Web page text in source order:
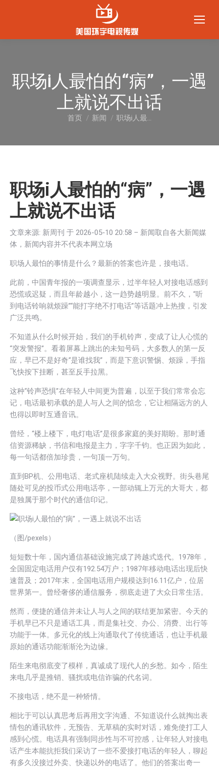
职场i人最怕的“病”，一遇
上就说不出话
您在这里：
首页 新闻 职场i人最…
职场i人最怕的“病”，一遇
上就说不出话
文章来源: 新周刊 于 2026-05-10 20:58 – 新闻取自各大新闻媒
体，新闻内容并不代表本网立场
职场人最怕的事情是什么？最新的答案也许是，接电话。
此前，中国青年报的一项调查显示，过半年轻人对接电话感到
恐慌或迟疑，而且年龄越小，这一趋势越明显。前不久，“听
到电话铃响就烦躁”“能打字绝不打电话”等话题冲上热搜，引发
广泛共鸣。
不知道从什么时候开始，我们的手机铃声，变成了让人心慌的
“突发警报”。看着屏幕上跳出的未知号码，大多数人的第一反
应，早已不是好奇“是谁找我”，而是下意识警惕、烦躁，手指
飞快按下挂断，甚至反手拉黑。
这种“铃声恐惧”在年轻人中间更为普遍，以至于我们常常会忘
记，电话最初承载的是人与人之间的惦念，它让相隔远方的人
也得以即时互通音讯。
曾经，“楼上楼下，电灯电话”是很多家庭的美好期盼。那时通
信资源稀缺，书信和电报是主力，字字千钧。也正因为如此，
每一句话都倍加珍贵，一句顶一万句。
直到BP机、公用电话、老式座机陆续走入大众视野。街头巷尾
随处可见的投币式公用电话亭，一部动辄上万元的大哥大，都
是独属于那个时代的通信印记。
（图/pexels）
短短数十年，国内通信基础设施完成了跨越式迭代。1978年，
全国固定电话用户仅有192.54万户；1987年移动电话出现后快
速普及；2017年末，全国电话用户规模达到16.11亿户，位居
世界第一。曾经奢侈的通信服务，彻底走进了大众日常生活。
然而，便捷的通信并未让人与人之间的联结更加紧密。今天的
手机早已不只是通话工具，而是集社交、办公、消费、出行等
功能于一体。多元化的线上沟通取代了传统通话，也让手机最
原始的通话功能渐渐沦为边缘。
陌生来电彻底变了模样，真诚成了现代人的乡愁。如今，陌生
来电几乎是推销、骚扰或电信诈骗的代名词。
不接电话，绝不是一种矫情。
相比于可以认真思考后再用文字沟通、不知道说什么就掏出表
情包的通讯软件，无预告、无草稿的实时对话，难免使打工人
感到心慌。电话具有强制同步性与不可控感，让年轻人对接电
话产生本能抗拒我们采访了一些不爱接打电话的年轻人，聊起
有多久没接过外卖、快递以外的电话了。他们的答案出奇一